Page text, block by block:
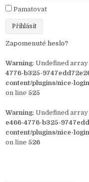
Pamatovat
Zapomenuté heslo?
Warning: Undefined
4776-b325-
content/plugins/nice-
on line 525
Warning: Undefined
e466-4776-b325-
content/plugins/nice-
on line 526